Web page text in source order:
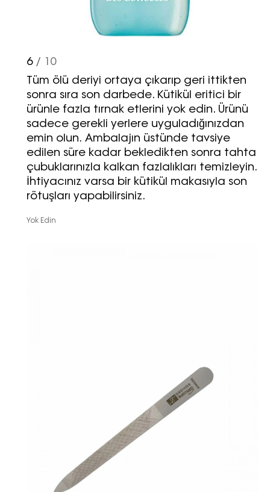
amaçlı her türlü e-bülten/ ticari
elektronik ileti gönderiminin e-posta
ve bu kapsamda/ amaçla ad/
soyad ve e-posta adresi verilerimin
işlenmesine açık rıza veriyorum.
KAYDET KAPAT
6/ 10
Tüm ölü deriyi ortaya çıkarıp geri ittikten
sonra sıra son darbede. Kütikül eritici bir
ürünle fazla tırnak etlerini yok edin. Ürünü
sadece gerekli yerlere uyguladığınızdan
emin olun. Ambalajın üstünde tavsiye
edilen süre kadar bekledikten sonra tahta
çubuklarınızla kalkan fazlalıkları temizleyin.
İhtiyacınız varsa bir kütikül makasıyla son
rötuşları yapabilirsiniz.
Yok Edin